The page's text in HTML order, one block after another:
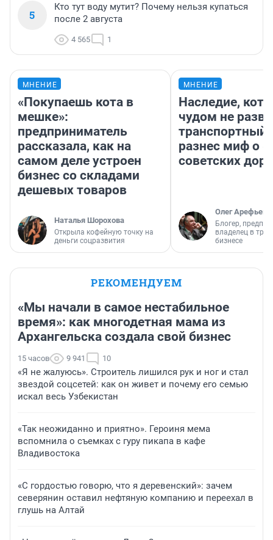
5
Кто тут воду мутит? Почему нельзя купаться
после 2 августа
4 565 1
МНЕНИЕ
«Покупаешь кота в
мешке»:
предприниматель
рассказала, как на
самом деле устроен
бизнес со складами
дешевых товаров
Наталья Шорохова
Открыла кофейную точку на
деньги соцразвития
МНЕНИЕ
Наследие,
чудом не
транспортный
разнес миф о
советских
Олег Арефьев
Блогер,
владелец в
бизнесе
РЕКОМЕНДУЕМ
«Мы начали в самое нестабильное
время»: как многодетная мама из
Архангельска создала свой бизнес
15 часов 9 941 10
«Я не жалуюсь». Строитель лишился рук и ног и стал
звездой соцсетей: как он живет и почему его семью
искал весь Узбекистан
«Так неожиданно и приятно». Героиня мема
вспомнила о съемках с гуру пикапа в кафе
Владивостока
«С гордостью говорю, что я деревенский»: зачем
северянин оставил нефтяную компанию и переехал в
глушь на Алтай